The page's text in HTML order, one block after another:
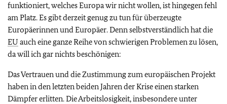
funktioniert, welches Europa wir nicht wollen, ist hingegen fehl
am Platz. Es gibt derzeit genug zu tun für überzeugte
Europäerinnen und Europäer. Denn selbstverständlich hat die
EU auch eine ganze Reihe von schwierigen Problemen zu lösen,
da will ich gar nichts beschönigen:
Das Vertrauen und die Zustimmung zum europäischen Projekt
haben in den letzten beiden Jahren der Krise einen starken
Dämpfer erlitten. Die Arbeitslosigkeit, insbesondere unter